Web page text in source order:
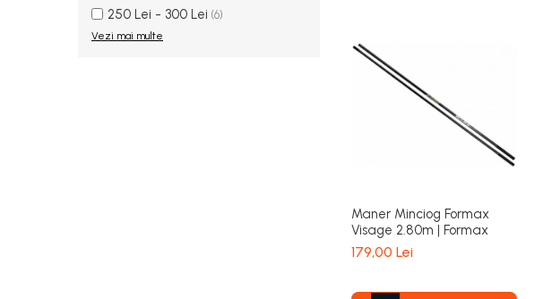
250 Lei - 300 Lei (6)
Vezi mai multe
Maner Minciog Formax
Visage 2.80m | Formax
179,00 Lei